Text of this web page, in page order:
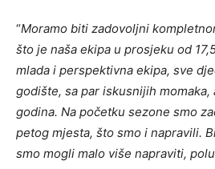
“Moramo biti zadovoljni
što je naša ekipa u prosjeku od
mlada i perspektivna ekipa, sve
godište, sa par iskusnijih
godina. Na početku sezone smo
petog mjesta, što smo i napravili.
smo mogli malo više napraviti,